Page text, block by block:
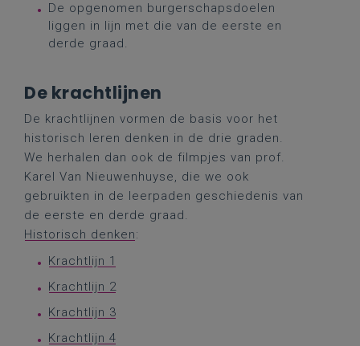
De opgenomen burgerschapsdoelen
liggen in lijn met die van de eerste en
derde graad.
De krachtlijnen
De krachtlijnen vormen de basis voor het
historisch leren denken in de drie graden.
We herhalen dan ook de filmpjes van prof.
Karel Van Nieuwenhuyse, die we ook
gebruikten in de leerpaden geschiedenis van
de eerste en derde graad.
Historisch denken:
Krachtlijn 1
Krachtlijn 2
Krachtlijn 3
Krachtlijn 4